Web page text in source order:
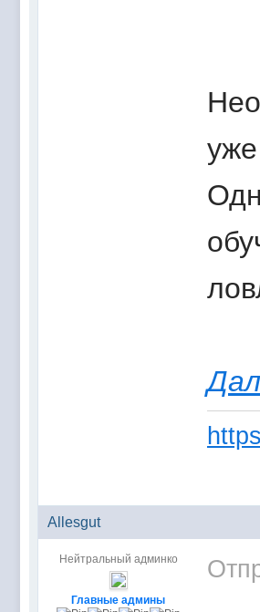
Allesgut
Нейтральный админко
Главные админы